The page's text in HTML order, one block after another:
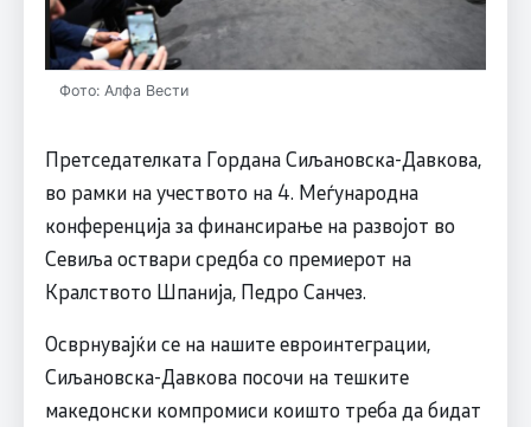
Фото: Алфа Вести
Претседателката Гордана Сиљановска-Давкова,
во рамки на учеството на 4. Меѓународна
конференција за финансирање на развојот во
Севиља оствари средба со премиерот на
Кралството Шпанија, Педро Санчез.
Осврнувајќи се на нашите евроинтеграции,
Сиљановска-Давкова посочи на тешките
македонски компромиси коишто треба да бидат